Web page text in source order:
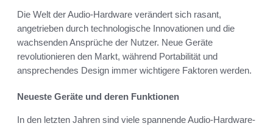
Die Welt der Audio-Hardware verändert sich rasant,
angetrieben durch technologische Innovationen und die
wachsenden Ansprüche der Nutzer. Neue Geräte
revolutionieren den Markt, während Portabilität und
ansprechendes Design immer wichtigere Faktoren werden.
Neueste Geräte und deren Funktionen
In den letzten Jahren sind viele spannende Audio-Hardware-